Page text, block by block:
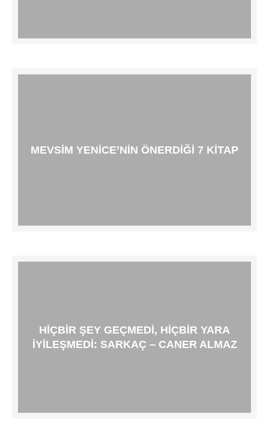
MEVSIM YENICE’NIN ÖNERDIĞI 7 KITAP
HIÇBIR ŞEY GEÇMEDI, HIÇBIR YARA
IYILEŞMEDI: SARKAÇ – CANER ALMAZ